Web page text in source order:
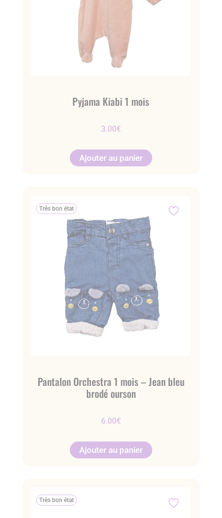
Pyjama Kiabi 1 mois
3.00€
Ajouter au panier
Très bon état
Pantalon Orchestra 1 mois – Jean bleu
brodé ourson
6.00€
Ajouter au panier
Très bon état